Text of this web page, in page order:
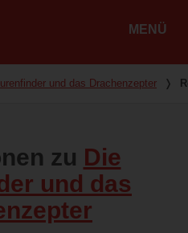
MENÜ
und das Drachenzepter ❭
zu Die
und das